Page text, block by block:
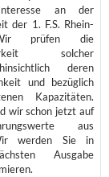
an der
der 1. F.S. Rhein-
prüfen die
solcher
deren
und bezüglich
Kapazitäten.
wir schon jetzt auf
aus
werden Sie in
Ausgabe